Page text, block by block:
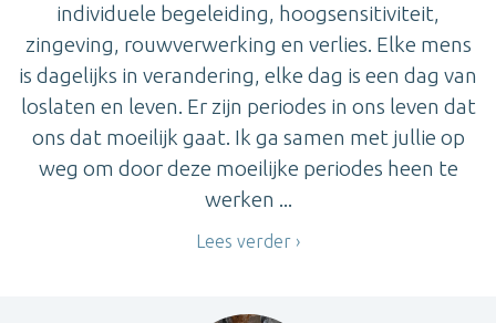
individuele begeleiding, hoogsensitiviteit,
zingeving, rouwverwerking en verlies. Elke mens
is dagelijks in verandering, elke dag is een dag van
loslaten en leven. Er zijn periodes in ons leven dat
ons dat moeilijk gaat. Ik ga samen met jullie op
weg om door deze moeilijke periodes heen te
werken ...
Lees verder